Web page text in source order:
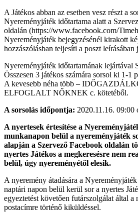
A Játékos abban az esetben vesz részt a
Nyereményjáték időtartama alatt a
oldalán (https://www.facebook.com/
Nyereményjáték bejegyzésénél kirakott
hozzászólásban teljesíti a poszt leírásában
Nyereményjáték időtartamának lejártával
Összesen 3 játékos számára sorsol ki 1-1
A kevesebb néha több –
ELFOGLALT NŐKNEK c. kötetéből.
A sorsolás időpontja: 2020.11.16. 09:00
A nyertesek értesítése a
munkanapon belül a nyereményjáték
alapján a Szervező Facebook oldalán
nyertes Játékos a megkeresésre nem
belül, úgy nyereményétől elesik.
A nyeremény átadására a
naptári napon belül kerül sor a nyertes
egyeztetést követően futárszolgálat által a
postacímre történő kiküldéssel.